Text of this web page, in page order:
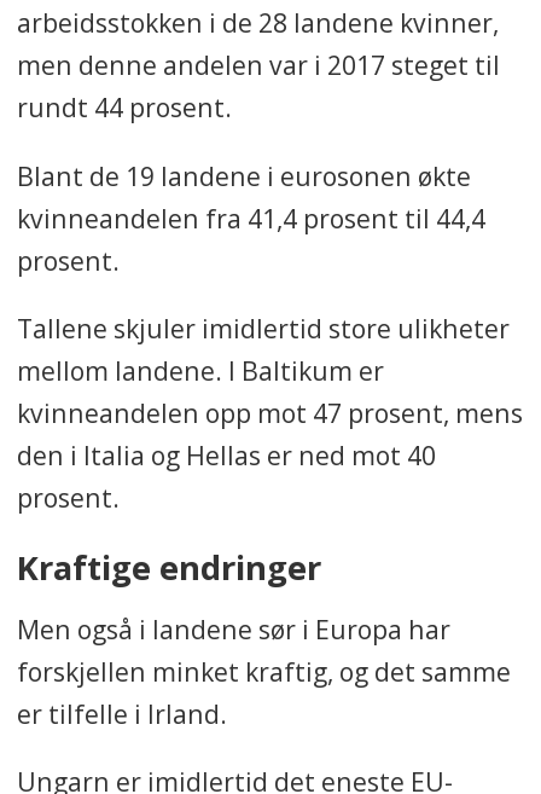
arbeidsstokken i de 28 landene kvinner,
men denne andelen var i 2017 steget til
rundt 44 prosent.
Blant de 19 landene i eurosonen økte
kvinneandelen fra 41,4 prosent til 44,4
prosent.
Tallene skjuler imidlertid store ulikheter
mellom landene. I Baltikum er
kvinneandelen opp mot 47 prosent, mens
den i Italia og Hellas er ned mot 40
prosent.
Kraftige endringer
Men også i landene sør i Europa har
forskjellen minket kraftig, og det samme
er tilfelle i Irland.
Ungarn er imidlertid det eneste EU-